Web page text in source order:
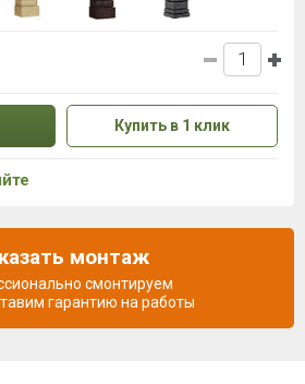
Купить в 1 клик
монтаж
смонтируем
гарантию на работы